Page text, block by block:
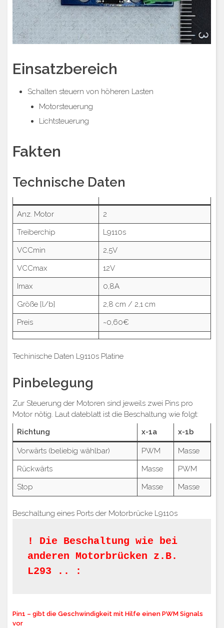
Einsatzbereich
Schalten steuern von höheren Lasten
Motorsteuerung
Lichtsteuerung
Fakten
Technische Daten
Anz. Motor
2
Treiberchip
L9110s
VCCmin
2,5V
VCCmax
12V
Imax
0,8A
Größe [l/b]
2,8 cm / 2,1 cm
Preis
~0,60€
Techinische Daten L9110s Platine
Pinbelegung
Zur Steuerung der Motoren sind jeweils zwei Pins pro
Motor nötig. Laut dateblatt ist die Beschaltung wie folgt:
Richtung
x-1a x-1b
Vorwärts (beliebig wählbar) PWM
Masse
Rückwärts
Masse
PWM
Stop
Masse Masse
Beschaltung eines Ports der Motorbrücke L9110s
! Die Beschaltung wie bei
anderen Motorbrücken z.B.
L293 .. :
Pin1 – gibt die Geschwindigkeit mit Hilfe einen PWM Signals
vor